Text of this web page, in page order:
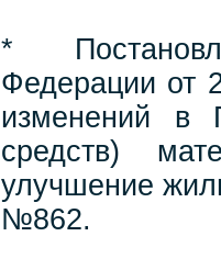
*
Федерации от
изменений в
средств)
улучшение
№862.